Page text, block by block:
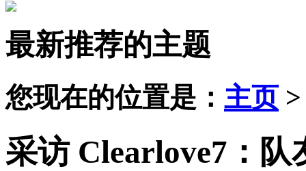
最新推荐的主题
您现在的位置是： 主页
采访 Clearlove7：队